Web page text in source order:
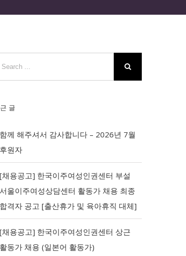
글
함께 해주셔서 감사합니다 – 2026년 7월
후원자
[채용공고] 한국이주여성인권센터 부설
서울이주여성상담센터 활동가 채용 최종
합격자 공고 [출산휴가 및 육아휴직 대체]
[채용공고] 한국이주여성인권센터 상근
활동가 채용 (일본어 활동가)